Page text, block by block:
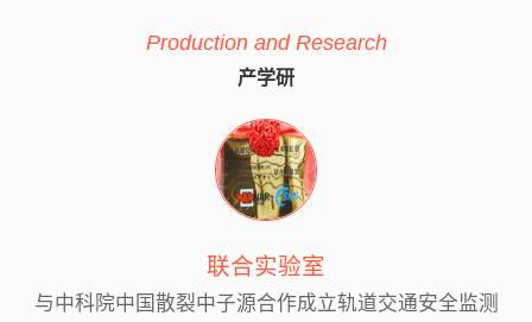
Production and Research
产学研
联合实验室
与中科院中国散裂中子源合作成立轨道交通安全监测